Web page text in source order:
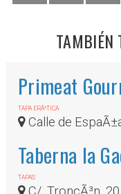
TAMBIÉN
Primeat
TAPA ERÃ³TICA
Calle de
Taberna la
TAPAS
C/. TroncÃ³n, 20